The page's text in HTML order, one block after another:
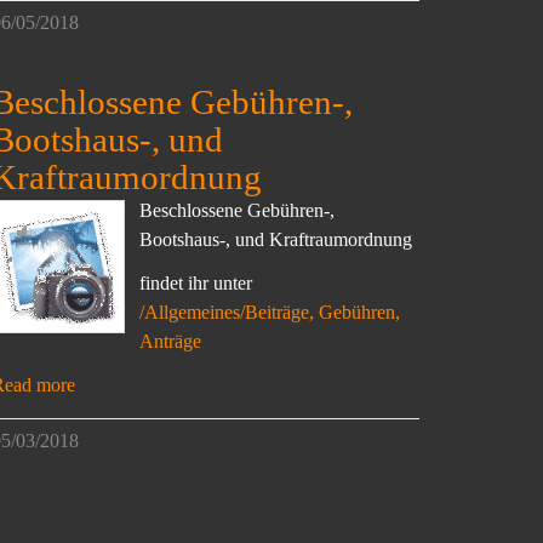
05/2018
Gebühren-,
, und
Beschlossene Gebühren-,
Bootshaus-, und Kraftraumordnung
findet ihr unter
/Allgemeines/Beiträge, Gebühren,
Anträge
more
03/2018